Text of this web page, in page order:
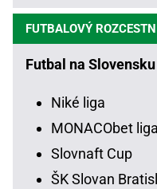
FUTBALOVÝ
Futbal na Slovensku
Niké liga
MONACObet liga
Slovnaft Cup
ŠK Slovan